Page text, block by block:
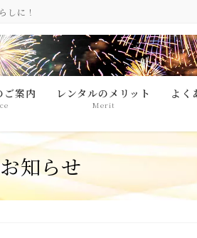
しに！
ご案内 レンタルのメリット
Merit
よく
お知らせ